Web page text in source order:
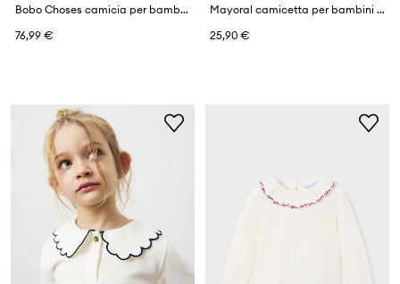
Bobo Choses camicia per bambini in cotone
76,99 €
Mayoral camicetta per bambini in cotone
25,90 €